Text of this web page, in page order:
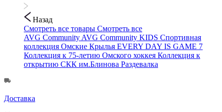
Назад
Смотреть все товары Смотреть все
AVG Community AVG Community KIDS Спортивная
коллекция Омские Крылья EVERY DAY IS GAME 7
Коллекция к 75-летию Омского хоккея Коллекция к
открытию СКК им.Блинова Раздевалка
Доставка